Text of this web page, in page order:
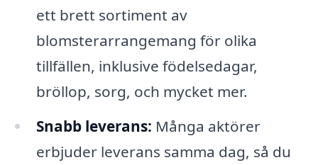
ett brett sortiment av
blomsterarrangemang för olika
tillfällen, inklusive födelsedagar,
bröllop, sorg, och mycket mer.
Snabb leverans: Många aktörer
erbjuder leverans samma dag, så du